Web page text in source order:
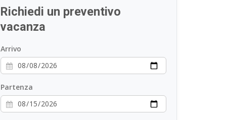
Richiedi un preventivo
vacanza
Arrivo
Partenza